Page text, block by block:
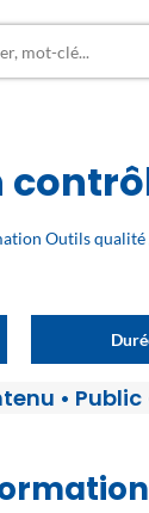
Outils qualité
• Public